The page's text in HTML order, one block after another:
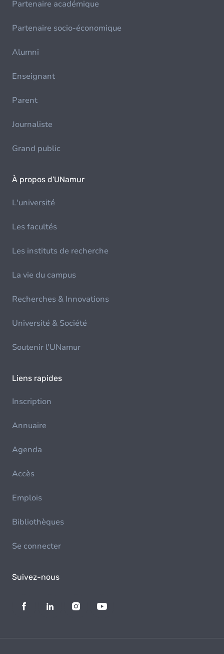
Partenaire académique
Partenaire socio-économique
Alumni
Enseignant
Parent
Journaliste
Grand public
À propos d'UNamur
L'université
Les facultés
Les instituts de recherche
La vie du campus
Recherches & Innovations
Université & Société
Soutenir l'UNamur
Liens rapides
Inscription
Annuaire
Agenda
Accès
Emplois
Bibliothèques
Se connecter
Suivez-nous